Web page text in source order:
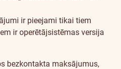
ir pieejami tikai tiem
ir operētājsistēmas versija
bezkontakta maksājumus,